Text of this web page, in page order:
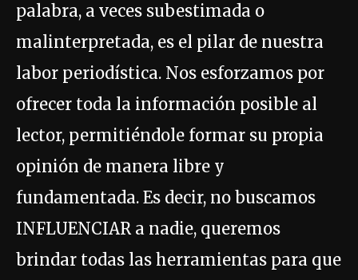
palabra, a veces subestimada o
malinterpretada, es el pilar de nuestra
labor periodística. Nos esforzamos por
ofrecer toda la información posible al
lector, permitiéndole formar su propia
opinión de manera libre y
fundamentada. Es decir, no buscamos
INFLUENCIAR a nadie, queremos
brindar todas las herramientas para que